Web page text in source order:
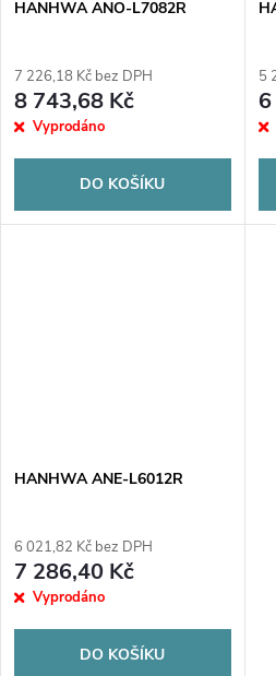
HANHWA ANO-L7082R
7 226,18 Kč bez DPH
8 743,68 Kč
Vyprodáno
DO KOŠÍKU
5
HANHWA ANE-L6012R
6 021,82 Kč bez DPH
7 286,40 Kč
Vyprodáno
DO KOŠÍKU